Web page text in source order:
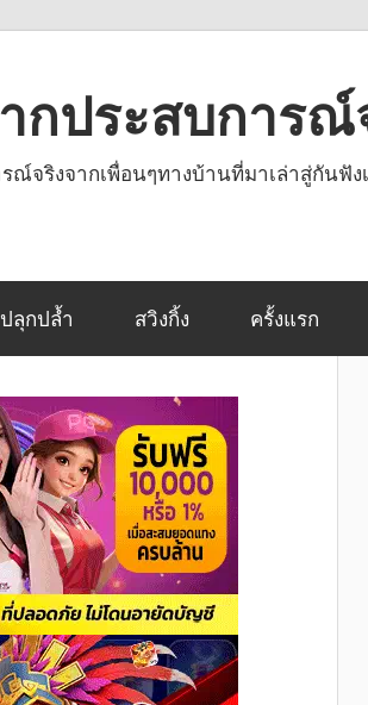
ากประสบการณ์
ณ์จริงจากเพื่อนๆทางบ้านที่มาเล่าสู่กัน
ปลุกปล้ำ สวิงกิ้ง ครั้งแรก